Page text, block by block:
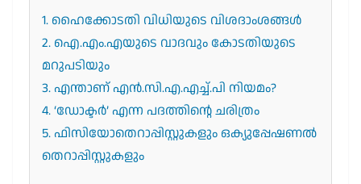
1. ഹൈക്കോടതി വിധിയുടെ വിശദാംശങ്ങൾ
2. ഐ.എം.എയുടെ വാദവും കോടതിയുടെ
മറുപടിയും
3. എന്താണ് എൻ.സി.എ.എച്ച്.പി നിയമം?
4. ‘ഡോക്ടർ’ എന്ന പദത്തിന്റെ ചരിത്രം
5. ഫിസിയോതെറാപ്പിസ്റ്റുകളും ഒക്യുപ്പേഷണൽ
തെറാപ്പിസ്റ്റുകളും